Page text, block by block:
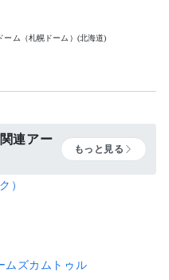
ーム（札幌ドーム）(北海道)
連アー
もっと見る
）
ムズカムトゥル